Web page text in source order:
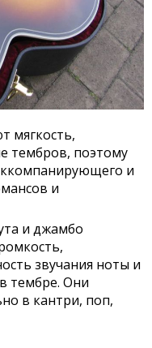
мягкость,
тембров, поэтому
и
и
и джамбо
звучания ноты и
тембре. Они
в кантри, поп,